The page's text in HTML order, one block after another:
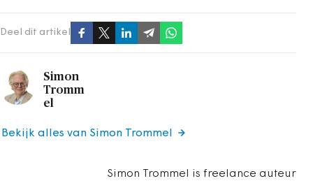
Deel dit artikel
Simon
Tromm
el
Simon Trommel is freelance auteur
Bekijk alles van Simon Trommel